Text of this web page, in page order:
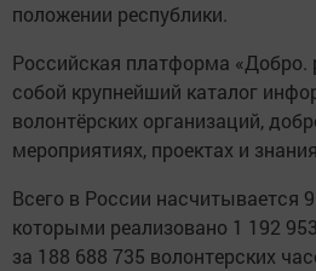
положении республики.
Российская платформа «Добро.
собой крупнейший каталог
волонтёрских организаций,
мероприятиях, проектах и
Всего в России насчитывается
которыми реализовано 1 192
за 188 688 735 волонтерских